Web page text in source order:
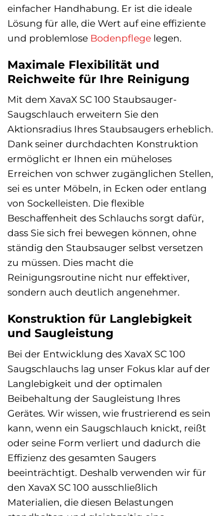
einfacher Handhabung. Er ist die ideale
Lösung für alle, die Wert auf eine effiziente
und problemlose Bodenpflege legen.
Maximale Flexibilität und
Reichweite für Ihre Reinigung
Mit dem XavaX SC 100 Staubsauger-
Saugschlauch erweitern Sie den
Aktionsradius Ihres Staubsaugers erheblich.
Dank seiner durchdachten Konstruktion
ermöglicht er Ihnen ein müheloses
Erreichen von schwer zugänglichen Stellen,
sei es unter Möbeln, in Ecken oder entlang
von Sockelleisten. Die flexible
Beschaffenheit des Schlauchs sorgt dafür,
dass Sie sich frei bewegen können, ohne
ständig den Staubsauger selbst versetzen
zu müssen. Dies macht die
Reinigungsroutine nicht nur effektiver,
sondern auch deutlich angenehmer.
Konstruktion für Langlebigkeit
und Saugleistung
Bei der Entwicklung des XavaX SC 100
Saugschlauchs lag unser Fokus klar auf der
Langlebigkeit und der optimalen
Beibehaltung der Saugleistung Ihres
Gerätes. Wir wissen, wie frustrierend es sein
kann, wenn ein Saugschlauch knickt, reißt
oder seine Form verliert und dadurch die
Effizienz des gesamten Saugers
beeinträchtigt. Deshalb verwenden wir für
den XavaX SC 100 ausschließlich
Materialien, die diesen Belastungen